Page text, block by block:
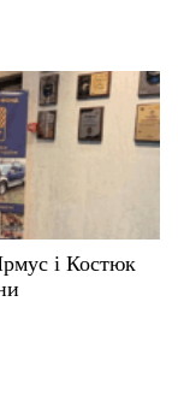
і Костюк